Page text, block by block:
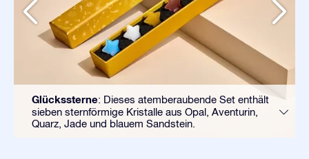
Glückssterne: Dieses atemberaubende Set enthält
sieben sternförmige Kristalle aus Opal, Aventurin,
Quarz, Jade und blauem Sandstein.